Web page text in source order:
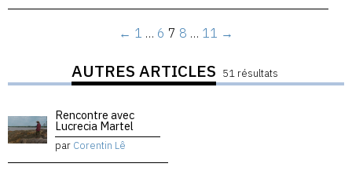
← 1 … 6 7 8 … 11 →
AUTRES ARTICLES 51 résultats
Rencontre avec
Lucrecia Martel
par Corentin Lê